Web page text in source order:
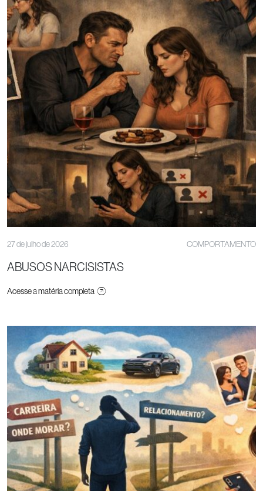
27 de julho de 2026 COMPORTAMENTO
ABUSOS NARCISISTAS
Acesse a matéria completa